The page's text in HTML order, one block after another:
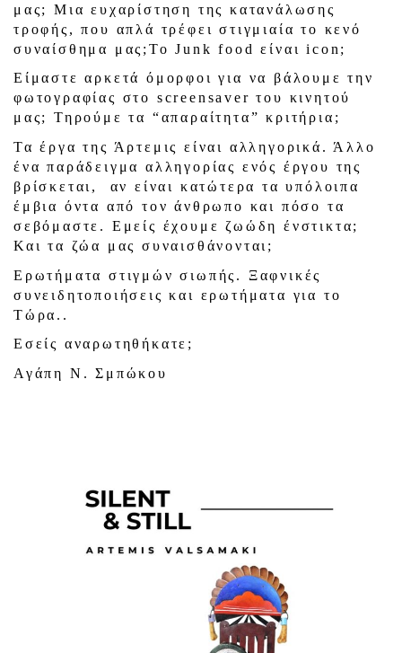
μας; Μια ευχαρίστηση της κατανάλωσης
τροφής, που απλά τρέφει στιγμιαία το κενό
συναίσθημα μας;Το Junk food είναι icon;
Είμαστε αρκετά όμορφοι για να βάλουμε την
φωτογραφίας στο screensaver του κινητού
μας; Τηρούμε τα “απαραίτητα” κριτήρια;
Τα έργα της Άρτεμις είναι αλληγορικά. Άλλο
ένα παράδειγμα αλληγορίας ενός έργου της
βρίσκεται, αν είναι κατώτερα τα υπόλοιπα
έμβια όντα από τον άνθρωπο και πόσο τα
σεβόμαστε. Εμείς έχουμε ζωώδη ένστικτα;
Και τα ζώα μας συναισθάνονται;
Ερωτήματα στιγμών σιωπής. Ξαφνικές
συνειδητοποιήσεις και ερωτήματα για το
Τώρα..
Εσείς αναρωτηθήκατε;
Αγάπη Ν. Σμπώκου